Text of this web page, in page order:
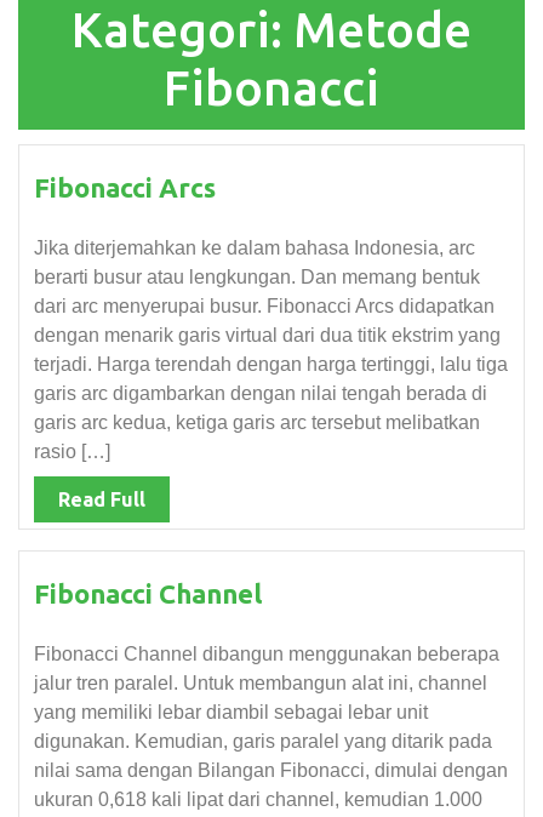
Kategori: Metode
Fibonacci
Fibonacci Arcs
Jika diterjemahkan ke dalam bahasa Indonesia, arc
berarti busur atau lengkungan. Dan memang bentuk
dari arc menyerupai busur. Fibonacci Arcs didapatkan
dengan menarik garis virtual dari dua titik ekstrim yang
terjadi. Harga terendah dengan harga tertinggi, lalu tiga
garis arc digambarkan dengan nilai tengah berada di
garis arc kedua, ketiga garis arc tersebut melibatkan
rasio […]
Read Full
Fibonacci Channel
Fibonacci Channel dibangun menggunakan beberapa
jalur tren paralel. Untuk membangun alat ini, channel
yang memiliki lebar diambil sebagai lebar unit
digunakan. Kemudian, garis paralel yang ditarik pada
nilai sama dengan Bilangan Fibonacci, dimulai dengan
ukuran 0,618 kali lipat dari channel, kemudian 1.000